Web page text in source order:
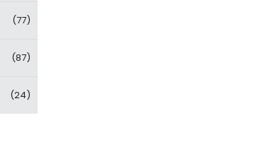
(77)
(87)
(24)